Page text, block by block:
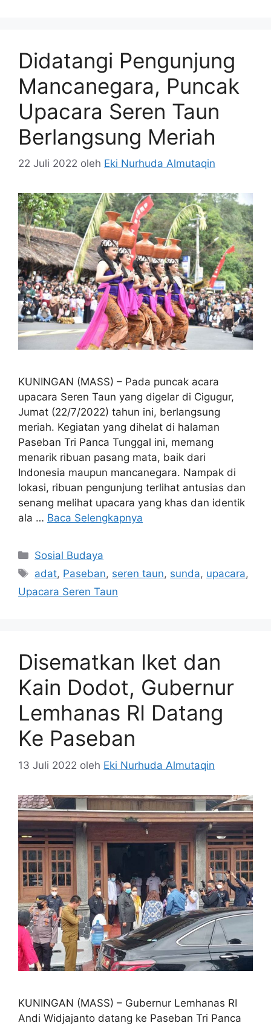
Didatangi Pengunjung
Mancanegara, Puncak
Upacara Seren Taun
Berlangsung Meriah
22 Juli 2022 oleh Eki Nurhuda Almutaqin
KUNINGAN (MASS) – Pada puncak acara
upacara Seren Taun yang digelar di Cigugur,
Jumat (22/7/2022) tahun ini, berlangsung
meriah. Kegiatan yang dihelat di halaman
Paseban Tri Panca Tunggal ini, memang
menarik ribuan pasang mata, baik dari
Indonesia maupun mancanegara. Nampak di
lokasi, ribuan pengunjung terlihat antusias dan
senang melihat upacara yang khas dan identik
ala … Baca Selengkapnya
Kategori
Sosial Budaya
Tag
adat, Paseban, seren taun, sunda, upacara,
Upacara Seren Taun
Disematkan Iket dan
Kain Dodot, Gubernur
Lemhanas RI Datang
Ke Paseban
13 Juli 2022 oleh Eki Nurhuda Almutaqin
KUNINGAN (MASS) – Gubernur Lemhanas RI
Andi Widjajanto datang ke Paseban Tri Panca